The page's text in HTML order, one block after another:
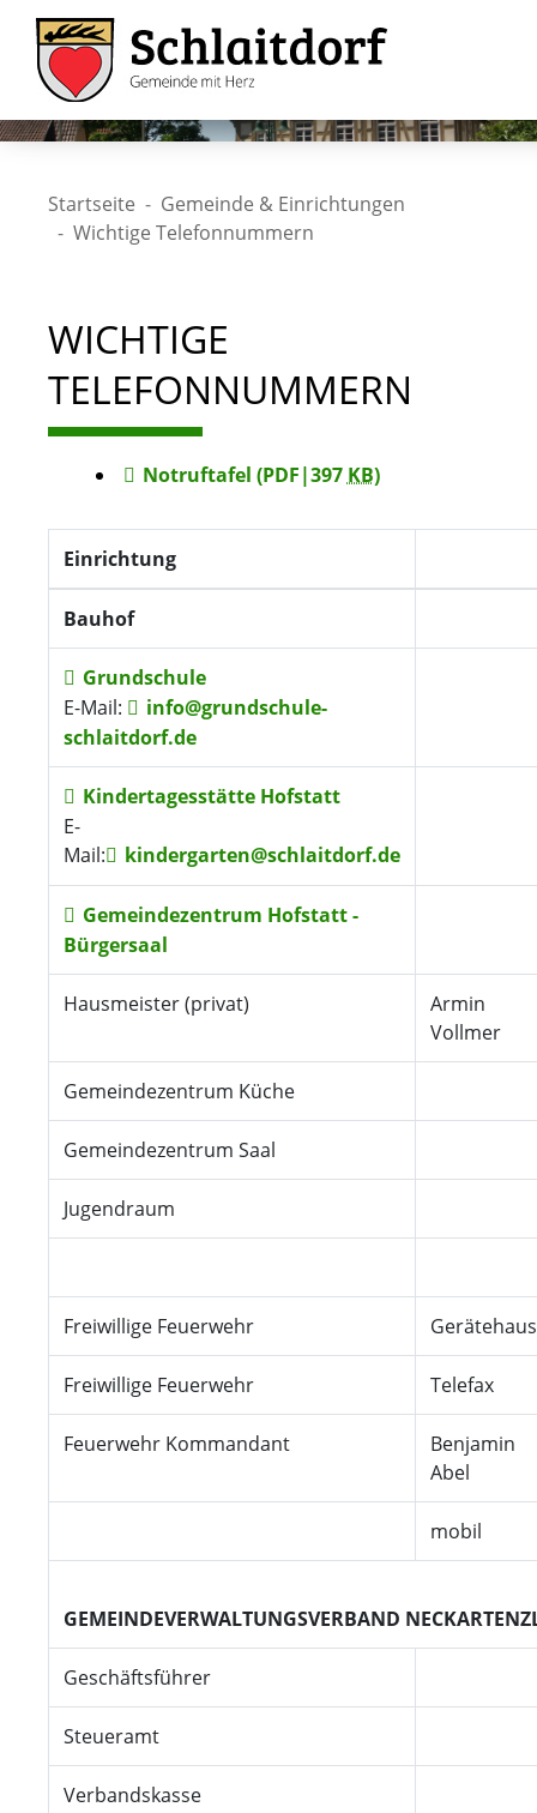
Startseite
Gemeinde & Einrichtungen
Wichtige Telefonnummern
WICHTIGE
TELEFONNUMMERN
Notruftafel (PDF|397KB)
Einrichtung
Bauhof
Grundschule
E-Mail:
info@grundschule-
schlaitdorf.de
Kindertagesstätte Hofstatt
E-
Mail:
kindergarten@schlaitdorf.de
Gemeindezentrum Hofstatt -
Bürgersaal
Hausmeister (privat)
Armin
Vollmer
Gemeindezentrum Küche
Gemeindezentrum Saal
Jugendraum
Freiwillige Feuerwehr Gerätehaus
Freiwillige Feuerwehr Telefax
Feuerwehr Kommandant
Benjamin
Abel
mobil
GEMEINDEVERWALTUNGSVERBAND
Geschäftsführer
Steueramt
Verbandskasse